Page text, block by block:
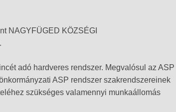
NAGYFÜGED KÖZSÉGI
adó hardveres rendszer. Megvalósul az ASP
ASP rendszer szakrendszereinek
szükséges valamennyi munkaállomás